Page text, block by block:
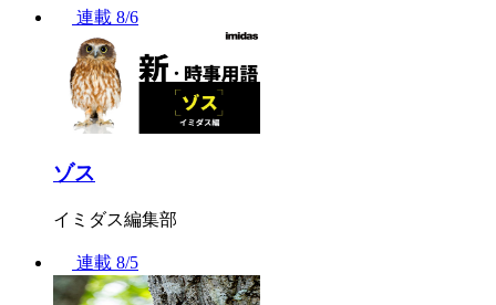
連載 8/6
ゾス
イミダス編集部
連載 8/5